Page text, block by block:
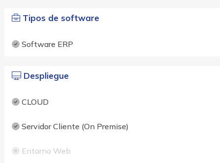
Tipos de software
Software ERP
Despliegue
CLOUD
Servidor Cliente (On Premise)
Entorno Web